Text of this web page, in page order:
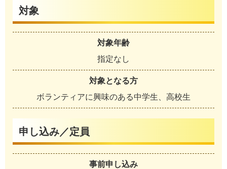
対象
対象年齢
指定なし
対象となる方
ボランティアに興味のある中学生、高校生
申し込み／定員
事前申し込み